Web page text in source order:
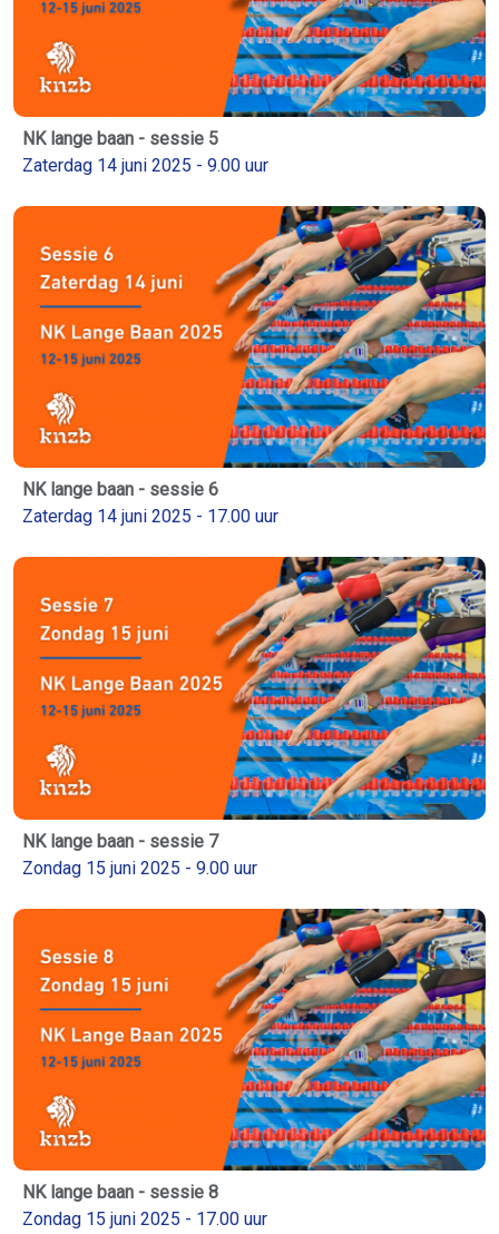
NK lange baan - sessie 5
Zaterdag 14 juni 2025 - 9.00 uur
NK lange baan - sessie 6
Zaterdag 14 juni 2025 - 17.00 uur
NK lange baan - sessie 7
Zondag 15 juni 2025 - 9.00 uur
NK lange baan - sessie 8
Zondag 15 juni 2025 - 17.00 uur